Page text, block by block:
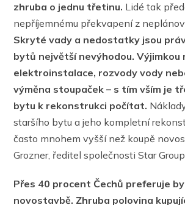
zhruba o jednu třetinu. Lidé tak
nepříjemnému překvapení z
Skryté vady a nedostatky jsou
bytů největší nevýhodou. Výjimkou
elektroinstalace, rozvody vody
výměna stoupaček – s tím vším je
bytu k rekonstrukci počítat.
staršího bytu a jeho kompletní
často mnohem vyšší než koupě
Grozner, ředitel společnosti Star
Přes 40 procent Čechů preferuje
novostavbě. Zhruba polovina